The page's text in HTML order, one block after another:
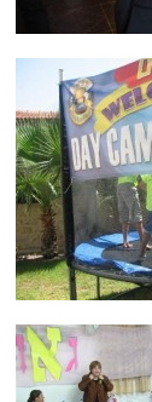
הרה"ח מיכאל
תשנ"ה
הרה"ח אברהם צבי
תשנ"ה
הרה"ח אברהם צבי
ע״ה- תשנ"ה
הרה"ח שלמה זלמן
תשל"ט
הרה"ח רפאל